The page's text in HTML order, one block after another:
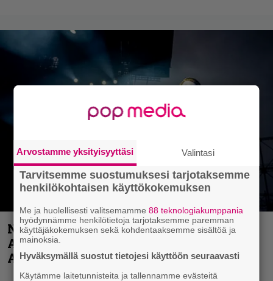
Näin lähtee Ghostin Tobias Forgelta
Accept – menossa mukana myös
Anthrax- ja Korn-miehistöä
Arvostamme yksityisyyttäsi Valintasi
Tarvitsemme suostumuksesi tarjotaksemme
henkilökohtaisen käyttökokemuksen
Me ja huolellisesti valitsemamme88 teknologiakumppania
hyödynnämme henkilötietoja tarjotaksemme paremman
käyttäjäkokemuksen sekä kohdentaaksemme sisältöä ja
mainoksia.
Hyväksymällä suostut tietojesi käyttöön seuraavasti
Käytämme laitetunnisteita ja tallennamme evästeitä